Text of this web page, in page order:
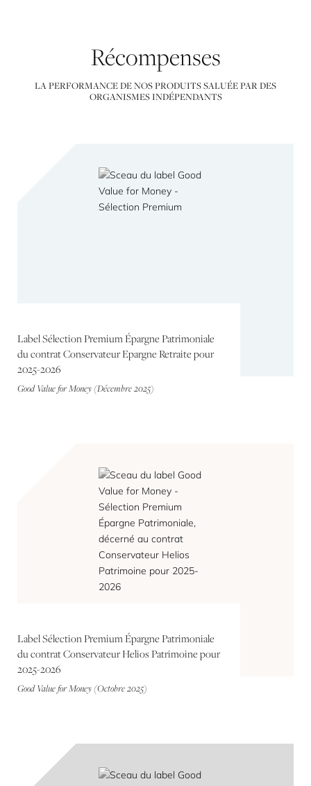
Récompenses
LA PERFORMANCE DE NOS PRODUITS SALUÉE PAR DES
ORGANISMES INDÉPENDANTS
Label Sélection Premium Épargne Patrimoniale
du contrat Conservateur Epargne Retraite pour
2025-2026
Good Value for Money (Décembre 2025)
Label Sélection Premium Épargne Patrimoniale
du contrat Conservateur Helios Patrimoine pour
2025-2026
Good Value for Money (Octobre 2025)